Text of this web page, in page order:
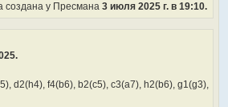
создана у Пресмана 3 июля 2025 г. в 19:10.
d2(h4), f4(b6), b2(c5), c3(a7), h2(b6), g1(g3),